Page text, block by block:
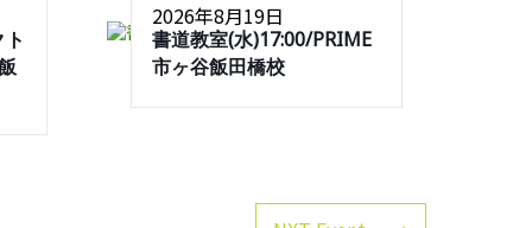
2026年8月19日
書道教室(水)17:00/PRIME
市ヶ谷飯田橋校